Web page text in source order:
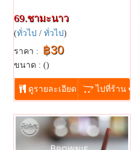
69.ชามะนาว
(ทั่วไป / ทั่วไป)
ราคา : ฿30
ขนาด : ()
...
ดูรายละเอียด ไปที่ร้าน